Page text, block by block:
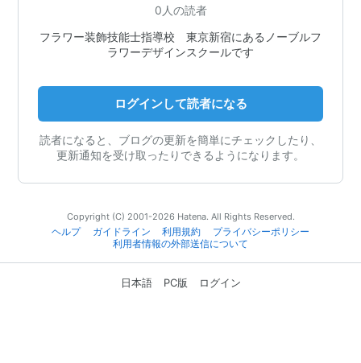
0人の読者
フラワー装飾技能士指導校 東京新宿にあるノーブルフ
ラワーデザインスクールです
ログインして読者になる
読者になると、ブログの更新を簡単にチェックしたり、
更新通知を受け取ったりできるようになります。
Copyright (C) 2001-2026 Hatena. All Rights Reserved.
ヘルプ
ガイドライン 利用規約
プライバシーポリシー
利用者情報の外部送信について
日本語 PC版 ログイン